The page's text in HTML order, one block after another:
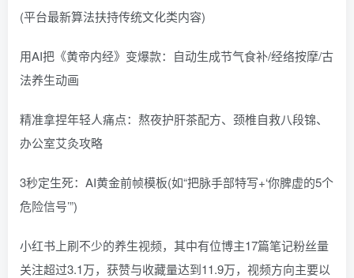
(平台最新算法扶持传统文化类内容)
用AI把《黄帝内经》变爆款：自动生成节气食补/经络按摩/古
法养生动画
精准拿捏年轻人痛点：熬夜护肝茶配方、颈椎自救八段锦、
办公室艾灸攻略
3秒定生死：AI黄金前帧模板(如“把脉手部特写+‘你脾虚的5个
危险信号’”)
小红书上刷不少的养生视频，其中有位博主17篇笔记粉丝量
关注超过3.1万，获赞与收藏量达到11.9万，视频方向主要以